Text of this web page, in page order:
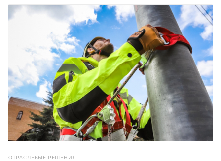
ОТРАСЛЕВЫЕ РЕШЕНИЯ—